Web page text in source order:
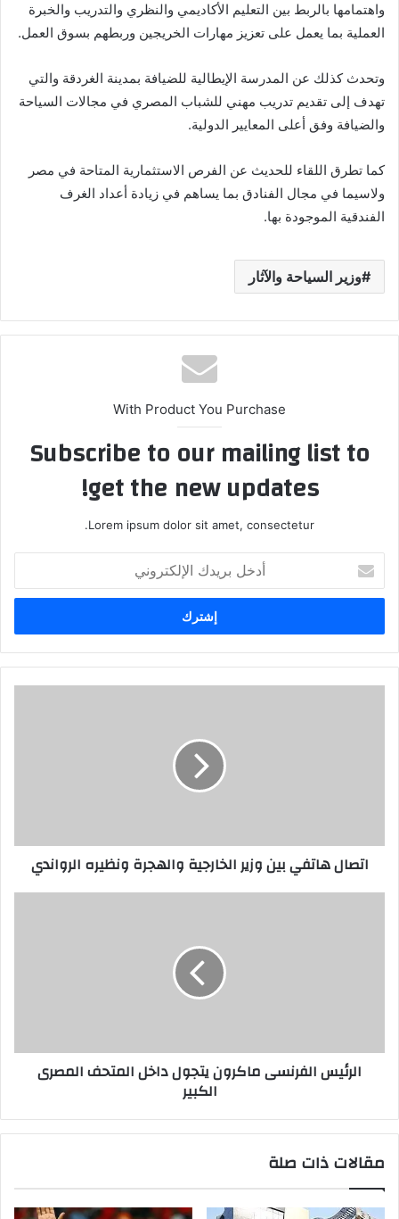
واهتمامها بالربط بين التعليم الأكاديمي والنظري والتدريب والخبرة
العملية بما يعمل على تعزيز مهارات الخريجين وربطهم بسوق العمل.
وتحدث كذلك عن المدرسة الإيطالية للضيافة بمدينة الغردقة والتي
تهدف إلى تقديم تدريب مهني للشباب المصري في مجالات السياحة
والضيافة وفق أعلى المعايير الدولية.
كما تطرق اللقاء للحديث عن الفرص الاستثمارية المتاحة في مصر
ولاسيما في مجال الفنادق بما يساهم في زيادة أعداد الغرف
الفندقية الموجودة بها.
وزير السياحة والآثار
With Product You Purchase
Subscribe to our mailing list to
get the new updates!
Lorem ipsum dolor sit amet, consectetur.
بريدك
الإلكتروني
اتصال هاتفي بين وزير الخارجية والهجرة ونظيره الرواندي
الرئيس الفرنسى ماكرون يتجول داخل المتحف المصرى
الكبير
مقالات ذات صلة